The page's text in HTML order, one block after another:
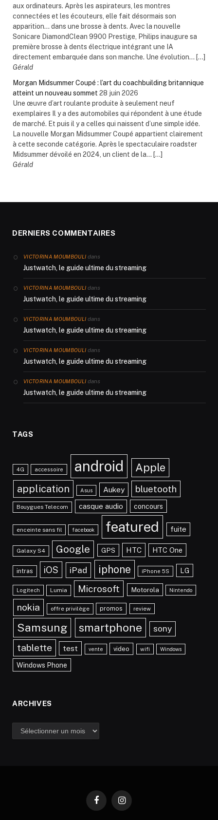
aux ordinateurs. Après les aspirateurs, les montres
connectées et les écouteurs, elle fait désormais son
apparition… dans une brosse à dents. Avec la nouvelle
Sonicare DiamondClean 9900 Prestige, Philips inaugure sa
première brosse à dents électrique intégrant une IA
directement embarquée dans son manche. Une évolution... […]
Gérald
Morgan Midsummer Coupé : l’art du coachbuilding britannique
atteint un nouveau sommet 28 juin 2026
Une œuvre d’art roulante produite à seulement neuf
exemplaires Il y a des automobiles qui répondent à une étude
de marché. Et puis il y a celles qui naissent d’une simple idée.
La nouvelle Morgan Midsummer Coupé appartient clairement
à cette seconde catégorie. Après le spectaculaire roadster
Midsummer dévoilé en 2024, un client de la... […]
Gérald
DERNIERS COMMENTAIRES
VICTORINA MOUMBOULI dans
Justwatch, le guide ultime du streaming
VICTORINA MOUMBOULI dans
Justwatch, le guide ultime du streaming
VICTORINA MOUMBOULI dans
Justwatch, le guide ultime du streaming
VICTORINA MOUMBOULI dans
Justwatch, le guide ultime du streaming
VICTORINA MOUMBOULI dans
Justwatch, le guide ultime du streaming
TAGS
4G accessoire android Apple
application Asus Aukey bluetooth
Bouygues Telecom casque audio concours
enceinte sans fil facebook featured fuite
Galaxy S4 Google GPS HTC HTC One
intras iOS iPad iphone iPhone 5S LG
Logitech Lumia Microsoft Motorola Nintendo
nokia offre privilège promos review
Samsung smartphone sony
tablette test vente video wifi Windows
Windows Phone
ARCHIVES
Archives
FacebookInstagram